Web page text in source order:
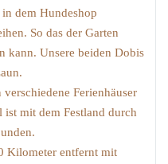
dem Hundeshop
So das der Garten
kann. Unsere beiden Dobis
Ferienhäuser
ist mit dem Festland durch
Kilometer entfernt mit